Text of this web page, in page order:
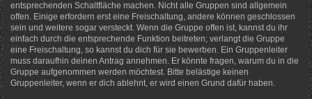
entsprechenden Schaltfläche machen. Nicht alle Gruppen sind allgemein
offen. Einige erfordern erst eine Freischaltung, andere können geschlossen
sein und weitere sogar versteckt. Wenn die Gruppe offen ist, kannst du ihr
einfach durch die entsprechende Funktion beitreten; verlangt die Gruppe
eine Freischaltung, so kannst du dich für sie bewerben. Ein Gruppenleiter
muss daraufhin deinen Antrag annehmen. Er könnte fragen, warum du in die
Gruppe aufgenommen werden möchtest. Bitte belästige keinen
Gruppenleiter, wenn er dich ablehnt, er wird einen Grund dafür haben.